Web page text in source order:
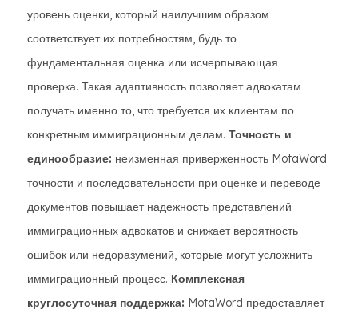
уровень оценки, который наилучшим образом
соответствует их потребностям, будь то
фундаментальная оценка или исчерпывающая
проверка. Такая адаптивность позволяет адвокатам
получать именно то, что требуется их клиентам по
конкретным иммиграционным делам. Точность и
единообразие: неизменная приверженность MotaWord
точности и последовательности при оценке и переводе
документов повышает надежность представлений
иммиграционных адвокатов и снижает вероятность
ошибок или недоразумений, которые могут усложнить
иммиграционный процесс. Комплексная
круглосуточная поддержка: MotaWord предоставляет